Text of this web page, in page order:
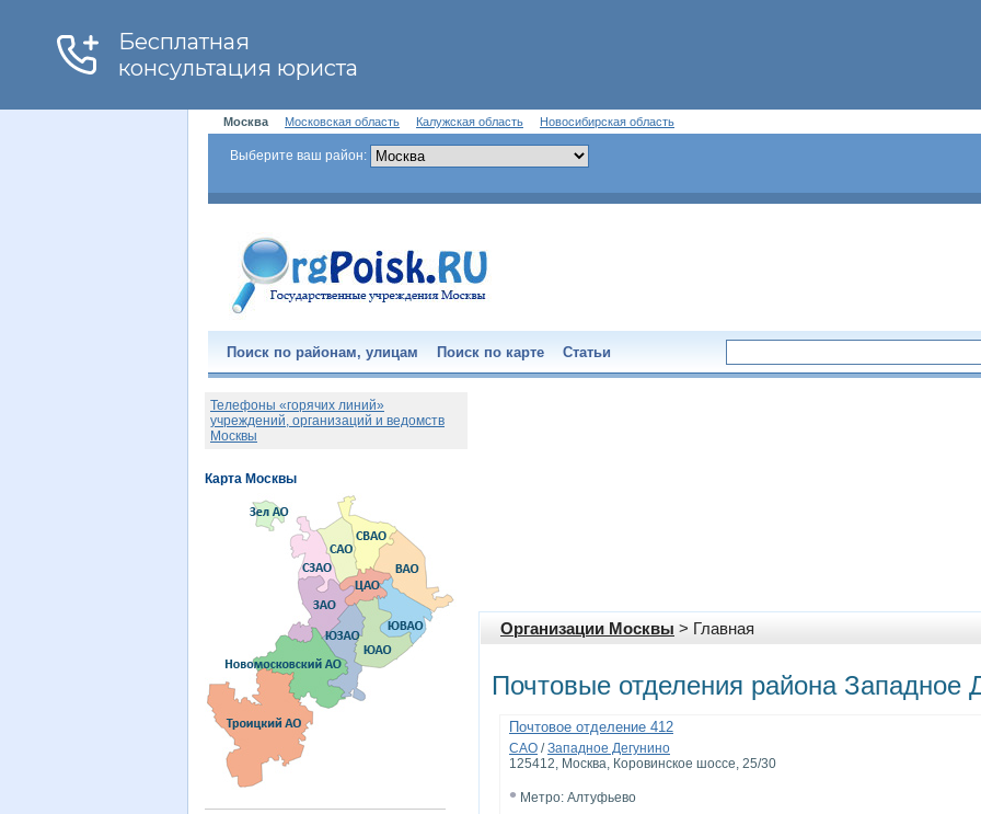
Москва Московская область Калужская область Новосибирская область
Выберите ваш район:
Поиск по районам, улицам Поиск по карте Статьи
Организации Москвы > Главная
Почтовые отделения района Западное
Почтовое отделение 412
САО /Западное Дегунино
125412, Москва, Коровинское шоссе, 25/30
• Метро: Алтуфьево
Телефоны «горячих линий»
учреждений, организаций и ведомств
Москвы